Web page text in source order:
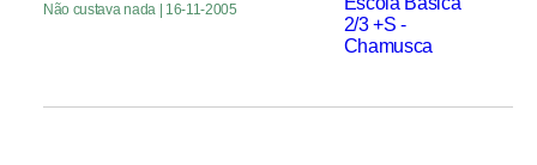
Não custava nada | 16-11-2005